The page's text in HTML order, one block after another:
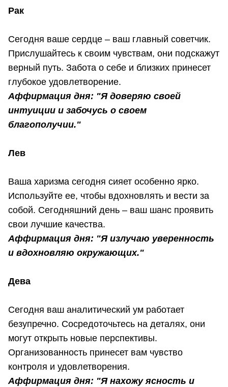
Рак
Сегодня ваше сердце – ваш главный советчик.
Прислушайтесь к своим чувствам, они подскажут
верный путь. Забота о себе и близких принесет
глубокое удовлетворение.
Аффирмация дня: "Я доверяю своей
интуиции и забочусь о своем
благополучии."
Лев
Ваша харизма сегодня сияет особенно ярко.
Используйте ее, чтобы вдохновлять и вести за
собой. Сегодняшний день – ваш шанс проявить
свои лучшие качества.
Аффирмация дня: "Я излучаю уверенность
и вдохновляю окружающих."
Дева
Сегодня ваш аналитический ум работает
безупречно. Сосредоточьтесь на деталях, они
могут открыть новые перспективы.
Организованность принесет вам чувство
контроля и удовлетворения.
Аффирмация дня: "Я нахожу ясность и